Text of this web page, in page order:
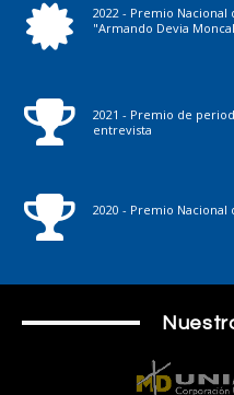
2022 - Premio
"Armando Devia
2021 - Premio de
entrevista
2020 - Premio Nacional